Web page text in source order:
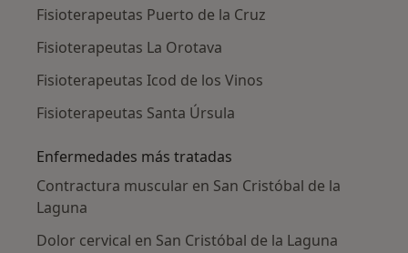
Fisioterapeutas Puerto de la Cruz
Fisioterapeutas La Orotava
Fisioterapeutas Icod de los Vinos
Fisioterapeutas Santa Úrsula
Enfermedades más tratadas
Contractura muscular en San Cristóbal de la
Laguna
Dolor cervical en San Cristóbal de la Laguna